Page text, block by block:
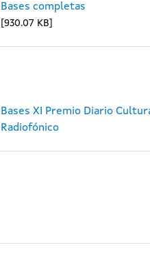
Bases completas
930.07 KB
Bases XI Premio Diario
Radiofónico